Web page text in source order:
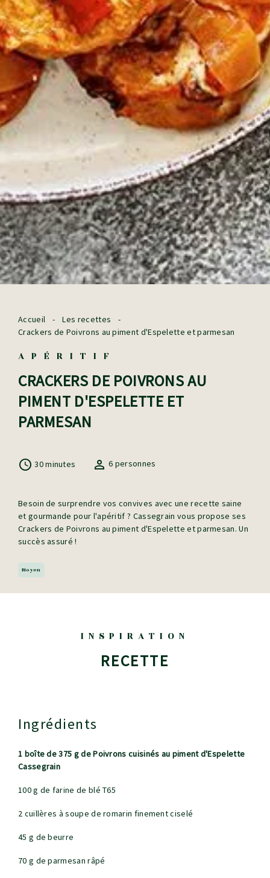
Accueil - Les recettes
-
Crackers de Poivrons au piment d'Espelette et parmesan
APÉRITIF
CRACKERS DE POIVRONS AU
PIMENT D'ESPELETTE ET
PARMESAN
30 minutes 6 personnes
Besoin de surprendre vos convives avec une recette saine
et gourmande pour l'apéritif ? Cassegrain vous propose ses
Crackers de Poivrons au piment d'Espelette et parmesan. Un
succès assuré !
Moyen
INSPIRATION
RECETTE
Ingrédients
1 boîte de 375 g de Poivrons cuisinés au piment d'Espelette
Cassegrain
100 g de farine de blé T65
2 cuillères à soupe de romarin finement ciselé
45 g de beurre
70 g de parmesan râpé